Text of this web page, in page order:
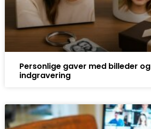
Personlige gaver med billeder og
indgravering